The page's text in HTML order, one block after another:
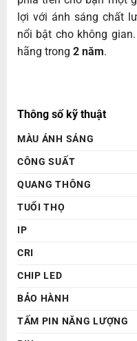
lợi với ánh sáng chất
nổi bật cho không
hãng trong 2 năm.
Thông số kỹ thuật
MÀU ÁNH SÁNG
CÔNG SUẤT
QUANG THÔNG
TUỔI THỌ
IP
CRI
CHIP LED
BẢO HÀNH
TẤM PIN NĂNG LƯỢNG